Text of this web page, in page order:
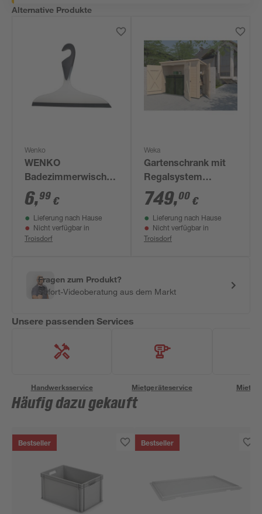
Alternative Produkte
Wenko
WENKO
Badezimmerwischer
Loano Schwarz, mit
Haken
6,99 €
Lieferung nach Hause
Nicht verfügbar in
Troisdorf
Weka
Gartenschrank mit
Regalsystem
naturfarben 215 x
152 x 95 cm
749,00 €
Lieferung nach Hause
Nicht verfügbar in
Troisdorf
Fragen zum Produkt?
Sofort-Videoberatung aus dem Markt
Unsere passenden Services
Handwerksservice Mietgeräteservice
Häufig dazu gekauft
Bestseller Bestseller